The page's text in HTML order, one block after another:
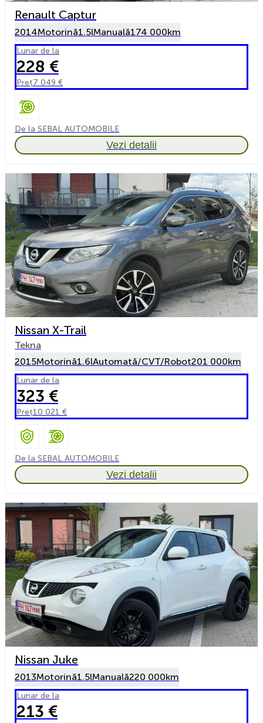
Renault Captur
2014Motorină1.5lManuală174 000km
Lunar de la
228 €
Preț7 049 €
De la SEBAL AUTOMOBILE
Vezi detalii
Nissan X-Trail
Tekna
2015Motorină1.6lAutomată/CVT/Robot201 000km
Lunar de la
323 €
Preț10 021 €
De la SEBAL AUTOMOBILE
Vezi detalii
Nissan Juke
2013Motorină1.5lManuală220 000km
Lunar de la
213 €